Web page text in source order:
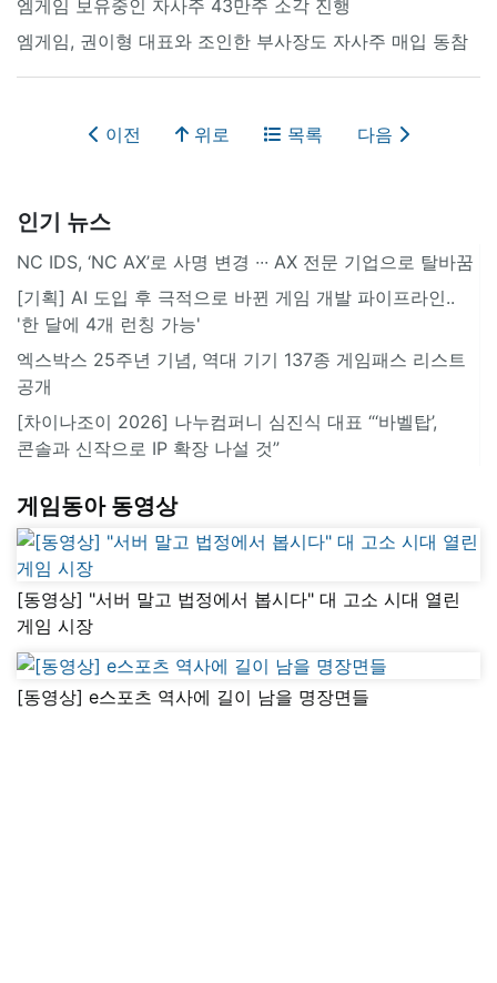
엠게임 보유중인 자사주 43만주 소각 진행
엠게임, 권이형 대표와 조인한 부사장도 자사주 매입 동참
이전 위로 목록 다음
인기 뉴스
NC IDS, ‘NC AX’로 사명 변경 ∙∙∙ AX 전문 기업으로 탈바꿈
[기획] AI 도입 후 극적으로 바뀐 게임 개발 파이프라인..
'한 달에 4개 런칭 가능'
엑스박스 25주년 기념, 역대 기기 137종 게임패스 리스트
공개
[차이나조이 2026] 나누컴퍼니 심진식 대표 “‘바벨탑’,
콘솔과 신작으로 IP 확장 나설 것”
게임동아 동영상
[동영상] "서버 말고 법정에서 봅시다" 대 고소 시대 열린
게임 시장
[동영상] e스포츠 역사에 길이 남을 명장면들